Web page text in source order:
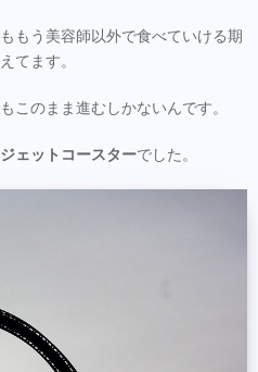
もう美容師以外で食べていける期
てます。
このまま進むしかないんです。
ジェットコースターでした。